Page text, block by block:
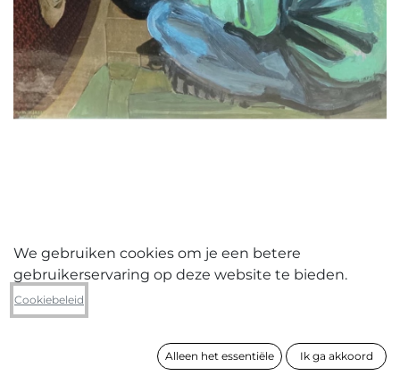
Peter Lagast
We gebruiken cookies om je een betere
gebruikerservaring op deze website te bieden.
Cookiebeleid
Alleen het essentiële Ik ga akkoord